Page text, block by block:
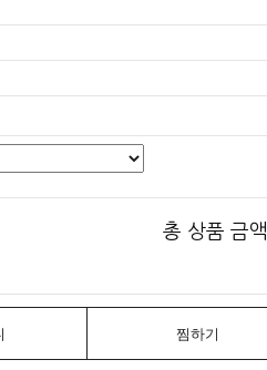
총 상품 금액
찜하기